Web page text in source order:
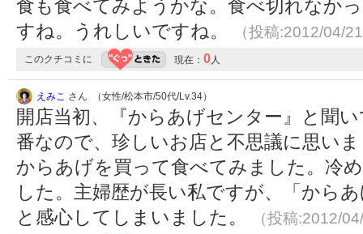
食も食べてみようかな。食べ切れなか
すね。うれしいですね。
（投稿:2012/04/
このクチコミに 現在： 0人
えみこ さん （女性/松本市/50代/Lv.34）
開店当初、『からあげセンター』と聞
番なので、珍しいお店と不思議に思い
からあげを買って食べてみました。冷
した。主婦歴が長い私ですが、「から
と感心してしまいました。
（投稿:2012/